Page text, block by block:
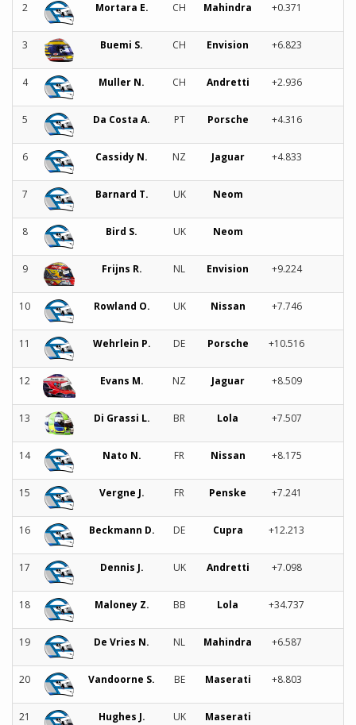
2 Mortara E. CH Mahindra +0.371
3 Buemi S. CH Envision +6.823
4 Muller N. CH Andretti +2.936
5 Da Costa A. PT Porsche +4.316
6 Cassidy N. NZ Jaguar +4.833
7 Barnard T. UK Neom
8 Bird S. UK Neom
9 Frijns R. NL Envision +9.224
10 Rowland O. UK Nissan +7.746
11 Wehrlein P. DE Porsche +10.516
12 Evans M. NZ Jaguar +8.509
13 Di Grassi L. BR Lola +7.507
14 Nato N. FR Nissan +8.175
15 Vergne J. FR Penske +7.241
16 Beckmann D. DE Cupra +12.213
17 Dennis J. UK Andretti +7.098
18 Maloney Z. BB Lola +34.737
19 De Vries N. NL Mahindra +6.587
20 Vandoorne S. BE Maserati +8.803
21 Hughes J. UK Maserati